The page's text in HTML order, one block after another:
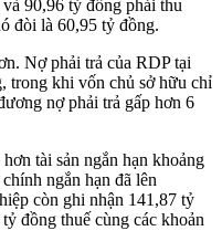
90,96 tỷ đồng phải thu
đòi là 60,95 tỷ đồng.
Nợ phải trả của RDP tại
trong khi vốn chủ sở hữu chỉ
nợ phải trả gấp hơn 6
tài sản ngắn hạn khoảng
ngắn hạn đã lên
còn ghi nhận 141,87 tỷ
đồng thuế cùng các khoản